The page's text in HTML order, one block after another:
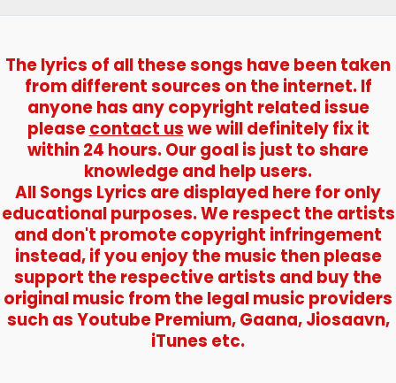
The lyrics of all these songs have been taken
from different sources on the internet. If
anyone has any copyright related issue
pleasecontact uswe will definitely fix it
within 24 hours. Our goal is just to share
knowledge and help users.
All Songs Lyrics are displayed here for only
educational purposes. We respect the artists
and don't promote copyright infringement
instead, if you enjoy the music then please
support the respective artists and buy the
original music from the legal music providers
such as Youtube Premium, Gaana, Jiosaavn,
iTunes etc.